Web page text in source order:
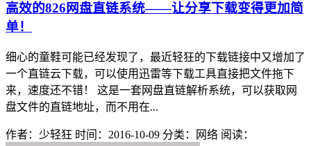
高效的826网盘直链系统——让分享下载变得更加简
单！
细心的童鞋可能已经发现了，最近轻狂的下载链接中又增加了
一个直链云下载，可以使用迅雷等下载工具直接把文件拖下
来，速度还不错！ 这是一套网盘直链解析系统，可以获取网
盘文件的直链地址，而不用在...
作者：少轻狂 时间：2016-10-09 分类：网络 阅读：